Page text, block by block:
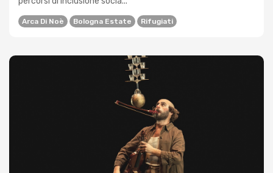
Arca Di Noè Bologna Estate Rifugiati